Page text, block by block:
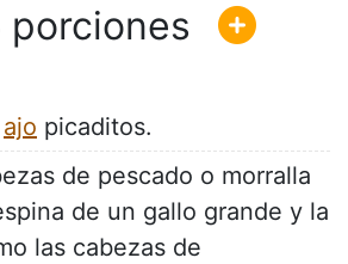
ajo picaditos.
de pescado o morralla
de un gallo grande y la
las cabezas de